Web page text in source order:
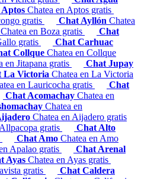
Chatea en Aptos gratis
gratis Chat Ayllón Chatea
Chatea en Boza gratis
Chat
gratis
Chat Carhuac
Collque Chatea en Collque
en Jitapana gratis
Chat Jupay
La Victoria Chatea en La Victoria
en Lauricocha gratis
Chat
Chat Acomachay Chatea en
Chatea en
Chatea en Aijadero gratis
gratis
Chat Alto
Chat Amo Chatea en Amo
Apalao gratis
Chat Arenal
Ayas Chatea en Ayas gratis
gratis
Chat Caldera